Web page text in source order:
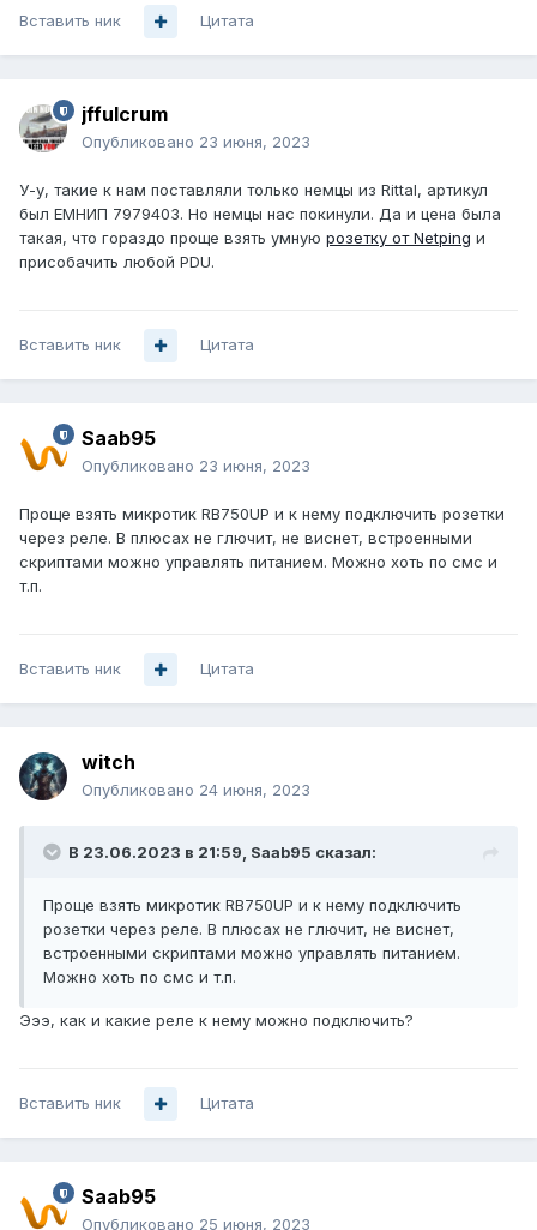
Вставить ник Цитата
jffulcrum
Опубликовано 23 июня, 2023
У-у, такие к нам поставляли только немцы из Rittal, артикул
был ЕМНИП 7979403. Но немцы нас покинули. Да и цена была
такая, что гораздо проще взять умную розетку от Netping и
присобачить любой PDU.
Вставить ник Цитата
Saab95
Опубликовано 23 июня, 2023
Проще взять микротик RB750UP и к нему подключить розетки
через реле. В плюсах не глючит, не виснет, встроенными
скриптами можно управлять питанием. Можно хоть по смс и
т.п.
Вставить ник Цитата
witch
Опубликовано 24 июня, 2023
В 23.06.2023 в 21:59, Saab95 сказал:
Проще взять микротик RB750UP и к нему подключить
розетки через реле. В плюсах не глючит, не виснет,
встроенными скриптами можно управлять питанием.
Можно хоть по смс и т.п.
Эээ, как и какие реле к нему можно подключить?
Вставить ник Цитата
Saab95
Опубликовано 25 июня, 2023